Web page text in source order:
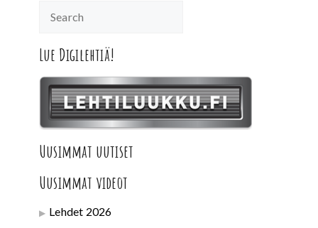
Lue Digilehtiä!
Uusimmat uutiset
Uusimmat videot
Lehdet 2026